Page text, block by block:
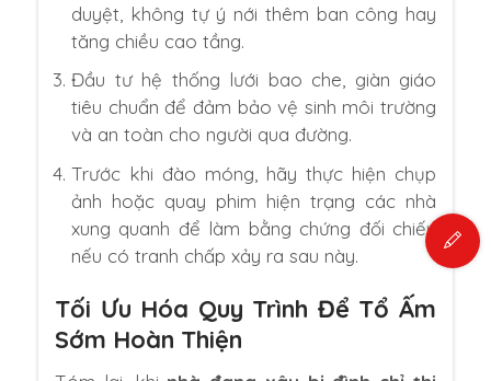
duyệt, không tự ý nới thêm ban công hay
tăng chiều cao tầng.
Đầu tư hệ thống lưới bao che, giàn giáo
tiêu chuẩn để đảm bảo vệ sinh môi trường
và an toàn cho người qua đường.
Trước khi đào móng, hãy thực hiện chụp
ảnh hoặc quay phim hiện trạng các nhà
xung quanh để làm bằng chứng đối chiếu
nếu có tranh chấp xảy ra sau này.
Tối Ưu Hóa Quy Trình Để Tổ Ấm
Sớm Hoàn Thiện